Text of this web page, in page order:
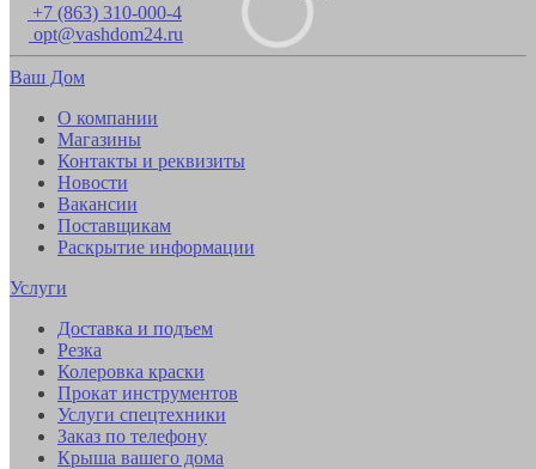
+7 (863) 310-000-4
opt@vashdom24.ru
Ваш Дом
О компании
Магазины
Контакты и реквизиты
Новости
Вакансии
Поставщикам
Раскрытие информации
Услуги
Доставка и подъем
Резка
Колеровка краски
Прокат инструментов
Услуги спецтехники
Заказ по телефону
Крыша вашего дома